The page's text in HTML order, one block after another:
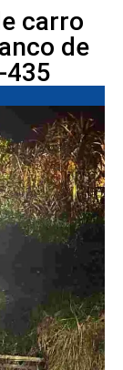
carro
de
435